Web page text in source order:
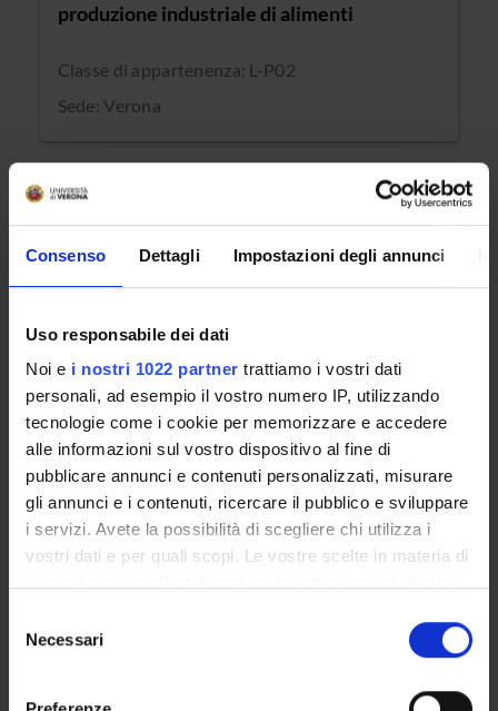
Consenso Dettagli Impostazioni degli annunci
Uso responsabile dei dati
Noi e i nostri 1022 partner trattiamo i vostri dati
personali, ad esempio il vostro numero IP, utilizzando
tecnologie come i cookie per memorizzare e accedere
alle informazioni sul vostro dispositivo al fine di
pubblicare annunci e contenuti personalizzati, misurare
gli annunci e i contenuti, ricercare il pubblico e sviluppare
i servizi. Avete la possibilità di scegliere chi utilizza i
vostri dati e per quali scopi. Le vostre scelte in materia di
modificare o revocare il proprio consenso in qualsiasi
momento dalla Dichiarazione sui cookie o facendo clic
delNecessari
produzione industriale di alimenti
Classe di appartenenza: L-P02
Sede: Verona
CORSI A ESAURIMENTO
che non prevedono l'apertura di nuove iscrizioni. Gli stessi
negli anni accademici precedenti di completare il proprio
percorso formativo. Tali corsi saranno successivamente
disattivati.
CORSO A ESAURIMENTO
Laurea in Biotecnologie [L-2]
Classe di appartenenza: L-2